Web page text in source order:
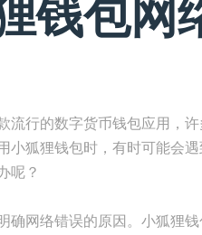
钱包网
流行的数字货币钱包应用，
小狐狸钱包时，有时可能会
呢？
确网络错误的原因。小狐狸